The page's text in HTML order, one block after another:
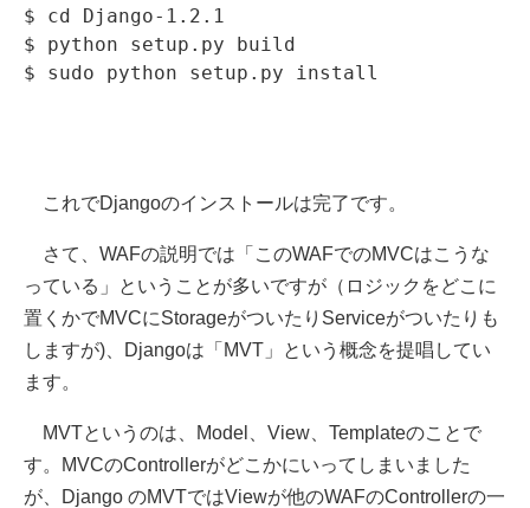
$ cd Django-1.2.1
$ python setup.py build
これでDjangoのインストールは完了です。
さて、WAFの説明では「このWAFでのMVCはこうな
っている」ということが多いですが（ロジックをどこに
置くかでMVCにStorageがついたりServiceがついたりも
しますが)、Djangoは「MVT」という概念を提唱してい
ます。
MVTというのは、Model、View、Templateのことで
す。MVCのControllerがどこかにいってしまいました
が、Django のMVTではViewが他のWAFのControllerの一